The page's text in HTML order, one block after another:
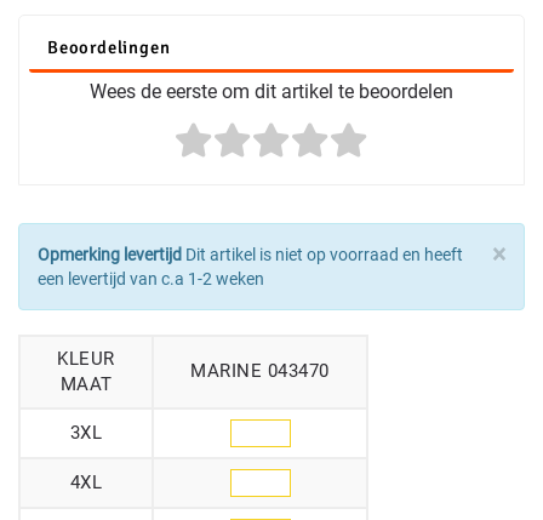
Beoordelingen
Wees de eerste om dit artikel te beoordelen
×
Opmerking levertijd Dit artikel is niet op voorraad en heeft
een levertijd van c.a 1-2 weken
KLEUR
MAAT
MARINE 043470
3XL
4XL